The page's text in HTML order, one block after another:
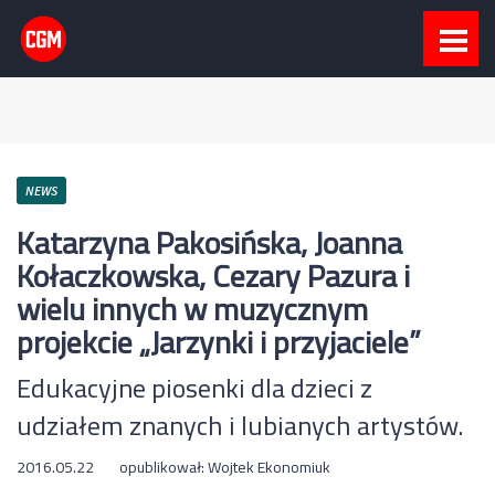
NEWS
Katarzyna Pakosińska, Joanna
Kołaczkowska, Cezary Pazura i
wielu innych w muzycznym
projekcie „Jarzynki i przyjaciele”
Edukacyjne piosenki dla dzieci z
udziałem znanych i lubianych artystów.
2016.05.22 opublikował:Wojtek Ekonomiuk